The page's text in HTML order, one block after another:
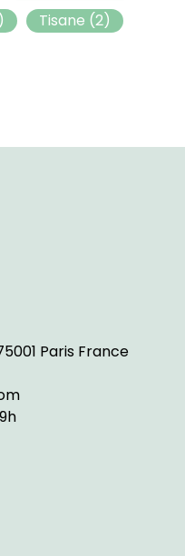
Tisane (2)
Paris France